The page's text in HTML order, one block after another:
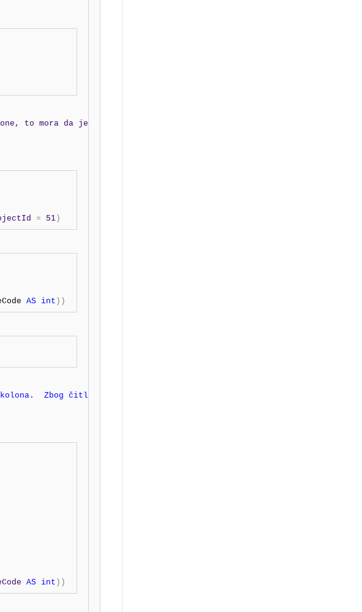
to mora da je na nivou tabele.  Ovo je prošlo bez problema:
= 51 )
AS int ))
Zbog čitljivosti, opredelio sam se za format
AS int ))